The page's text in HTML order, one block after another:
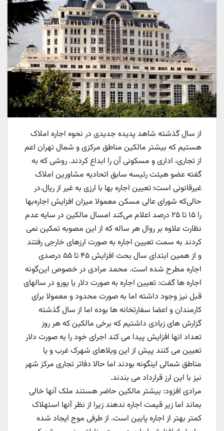
از سال گذشته شاهد پدیده جدیدی در نحوه اجاره املاک
هستیم که بیشتر مالکین مناطق مرکزی و شمال تهران اعم
از تجاری، اداری و مسکونی آن را ابداع کردند. روشی که به
گفته عضو هیئت رئیسه سابق اتحادیه مشاورین املاک
غیرقانونی است؛‌ تعیین اجاره بها با ارزی به غیر از ریال.در
حالی‌که شورای عالی مسکن معمولا میزان افزایش اجاره‌بها
را ۱۵ تا ۲۵ درصد اعلام می‌کند امسال مالکین در سایه عدم
نظارت علاوه بر روال هر ساله که از این مصوبه تمکین نمی
کردند به سمت تعیین اجاره به صورت ارزهای خارجی رفتند
و از همین ابتدای سال بحث افزایش ۴۵ تا ۵۵ درصدی
اجاره مطرح شده است. محمد مرادی در خصوص این‌گونه
اجاره ها گفت: تعیین اجاره به صورت دلار یا یورو در سالهای
قبل نیز وجود داشته اما به صورت محدود و معمولا برای
کارمندان و اعضا سفارتخانه ها بوده اما از سال گذشته
گزارش های زیادی داشتیم که برخی مالکین که هر روز
تعداد انها افزایش پیدا می کند اجرای خود را به صورت دلار
تعیین می کنند پیش از این ویلاهای شهرک غرب و یا
مناطق شمالی اینگونه بودند اما حالا دفاتر تجاری مرکز شهر
نیز با این ارز قرارداد می بندند.
مرادی افزود: بیشتر مالکین حاضر هستند ملک آنها خالی
بماند اما زیر قیمت اجاره ندهند زیرا از نظر آنها استهلاک
کمتر بهتر از اجاره پایین است. از طرفی موج ایجاد شده